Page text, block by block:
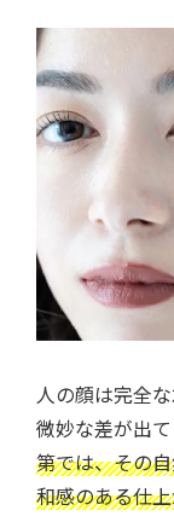
人の顔は完全
微妙な差が出て
第では、その
和感のある仕